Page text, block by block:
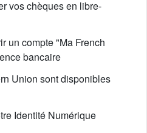
vos chèques en libre-
un compte "Ma French
bancaire
Union sont disponibles
Identité Numérique